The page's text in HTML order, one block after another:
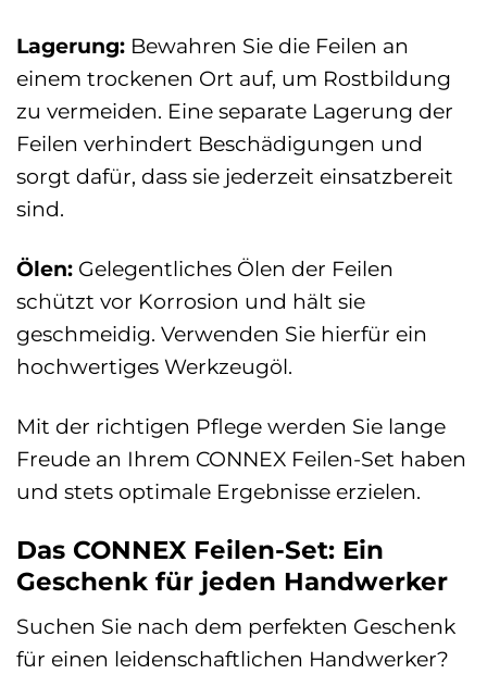
Lagerung: Bewahren Sie die Feilen an
einem trockenen Ort auf, um Rostbildung
zu vermeiden. Eine separate Lagerung der
Feilen verhindert Beschädigungen und
sorgt dafür, dass sie jederzeit einsatzbereit
sind.
Ölen: Gelegentliches Ölen der Feilen
schützt vor Korrosion und hält sie
geschmeidig. Verwenden Sie hierfür ein
hochwertiges Werkzeugöl.
Mit der richtigen Pflege werden Sie lange
Freude an Ihrem CONNEX Feilen-Set haben
und stets optimale Ergebnisse erzielen.
Das CONNEX Feilen-Set: Ein
Geschenk für jeden Handwerker
Suchen Sie nach dem perfekten Geschenk
für einen leidenschaftlichen Handwerker?